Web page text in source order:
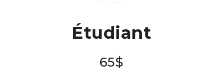
Étudiant
65$